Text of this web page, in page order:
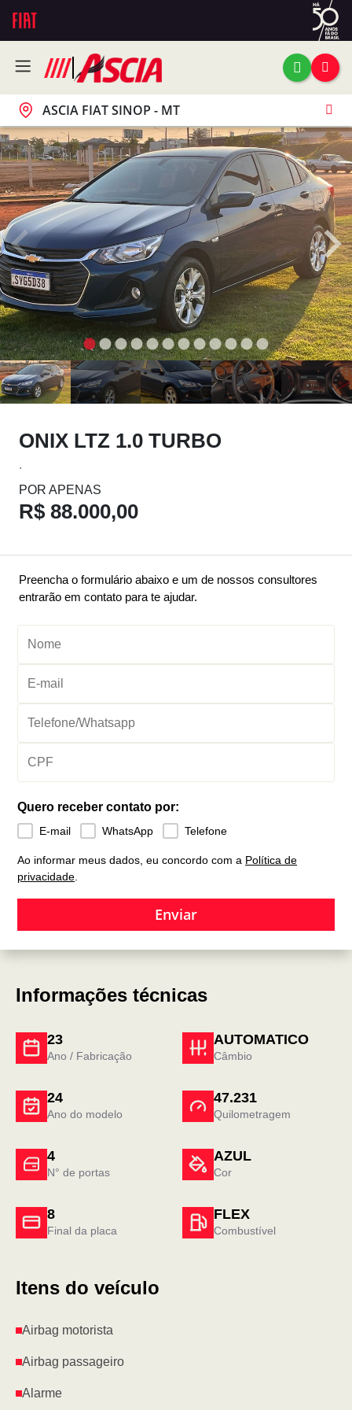
ASCIA FIAT SINOP - MT
ONIX LTZ 1.0 TURBO
.
POR APENAS
R$ 88.000,00
Preencha o formulário abaixo e um de nossos consultores
entrarão em contato para te ajudar.
Quero receber contato por:
E-mail WhatsApp Telefone
Ao informar meus dados, eu concordo com a Política de
privacidade
Enviar
Informações técnicas
23
Ano / Fabricação
AUTOMATICO
Câmbio
4
N° de portas
AZUL
Cor
24
Ano do modelo
47.231
Quilometragem
8
Final da placa
FLEX
Combustível
Itens do veículo
Airbag motorista
Airbag passageiro
Alarme